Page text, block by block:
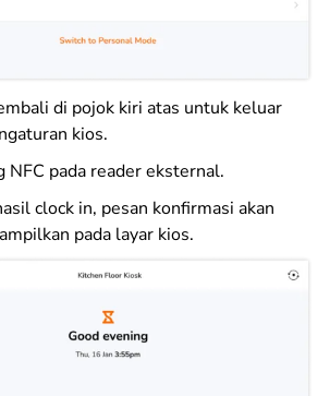
di pojok kiri atas untuk keluar
kios.
NFC pada reader eksternal.
clock in, pesan konfirmasi akan
pada layar kios.